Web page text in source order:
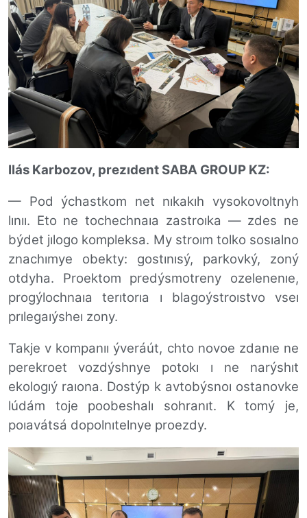
Ilás Karbozov, prezıdent SABA GROUP KZ:
— Pod ýchastkom net nıkakıh vysokovoltnyh
lınıı. Eto ne tochechnaıa zastroıka — zdes ne
býdet jılogo kompleksa. My stroım tolko sosıalno
znachımye obekty: gostınısý, parkovký, zoný
otdyha. Proektom predýsmotreny ozelenenıe,
progýlochnaıa terıtorıa ı blagoýstroıstvo vseı
prılegaıýsheı zony.
Takje v kompanıı ýveráút, chto novoe zdanıe ne
perekroet vozdýshnye potokı ı ne narýshıt
ekologıý raıona. Dostýp k avtobýsnoı ostanovke
lúdám toje poobeshalı sohranıt. K tomý je,
poıavátsá dopolnıtelnye proezdy.